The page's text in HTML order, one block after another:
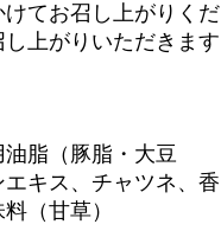
てお召し上がりくだ
上がりいただきます
脂（豚脂・大豆
キス、チャツネ、香
（甘草）